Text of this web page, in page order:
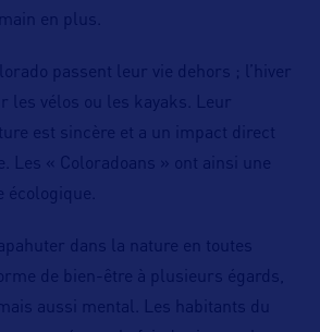
en plus
passent leur vie dehors ; l’hiver
les vélos ou les kayaks. Leur
est sincère et a un impact direct
Les « Coloradoans » ont ainsi une
écologique
dans la nature en toutes
de bien-être à plusieurs égards,
aussi mental. Les habitants du